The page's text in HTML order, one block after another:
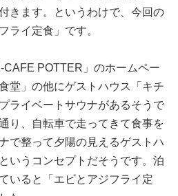
きます。というわけで、今回の
ライ定食」です。
POTTER」のホームペー
堂」の他にゲストハウス「キチ
ライベートサウナがあるそうで
り、自転車で走ってきて食事を
で整って夕陽の見えるゲストハ
いうコンセプトだそうです。泊
いると「エビとアジフライ定